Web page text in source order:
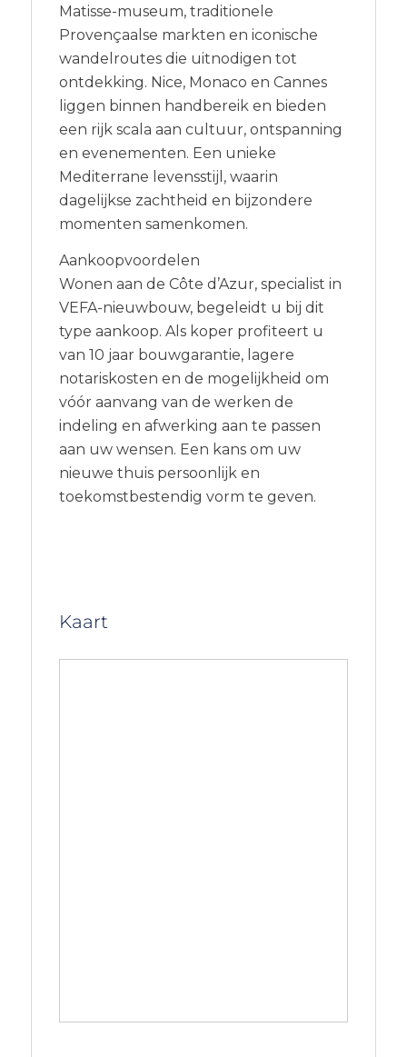
Matisse-museum, traditionele
Provençaalse markten en iconische
wandelroutes die uitnodigen tot
ontdekking. Nice, Monaco en Cannes
liggen binnen handbereik en bieden
een rijk scala aan cultuur, ontspanning
en evenementen. Een unieke
Mediterrane levensstijl, waarin
dagelijkse zachtheid en bijzondere
momenten samenkomen.
Aankoopvoordelen
Wonen aan de Côte d’Azur, specialist in
VEFA-nieuwbouw, begeleidt u bij dit
type aankoop. Als koper profiteert u
van 10 jaar bouwgarantie, lagere
notariskosten en de mogelijkheid om
vóór aanvang van de werken de
indeling en afwerking aan te passen
aan uw wensen. Een kans om uw
nieuwe thuis persoonlijk en
toekomstbestendig vorm te geven.
Kaart